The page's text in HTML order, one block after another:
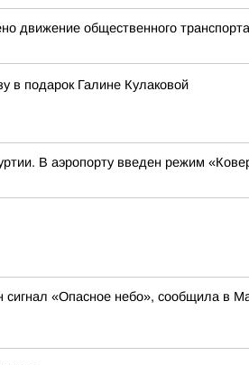
движение общественного
в подарок Галине Кулаковой
В аэропорту введен режим
«Опасное небо», сообщила в